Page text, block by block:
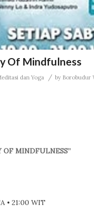
Of Mindfulness
dan Yoga / by Borobudur
OF MINDFULNESS”
• 21:00 WIT